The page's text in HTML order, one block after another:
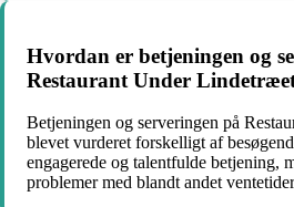
Hvordan er betjeningen og
Restaurant Under
Betjeningen og serveringen på
blevet vurderet forskelligt af
engagerede og talentfulde betjening,
problemer med blandt andet